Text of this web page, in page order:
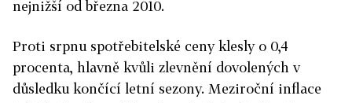
nejnižší od března 2010.
Proti srpnu spotřebitelské ceny klesly o 0,4
procenta, hlavně kvůli zlevnění dovolených v
důsledku končící letní sezony. Meziroční inflace